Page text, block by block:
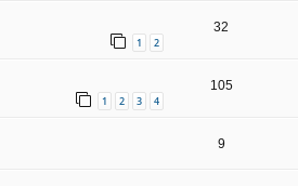
1 2
32
1 2 3 4
105
9